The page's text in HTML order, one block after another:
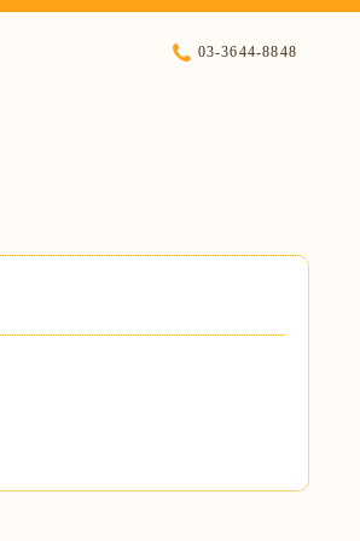
03-3644-8848